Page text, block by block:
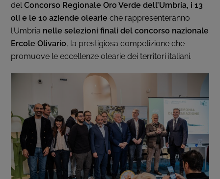
delConcorso Regionale Oro Verde dell’Umbria, i 13
oli e le 10 aziende olearie che rappresenteranno
l’Umbria nelle selezioni finali del concorso nazionale
Ercole Olivario, la prestigiosa competizione che
promuove le eccellenze olearie dei territori italiani.